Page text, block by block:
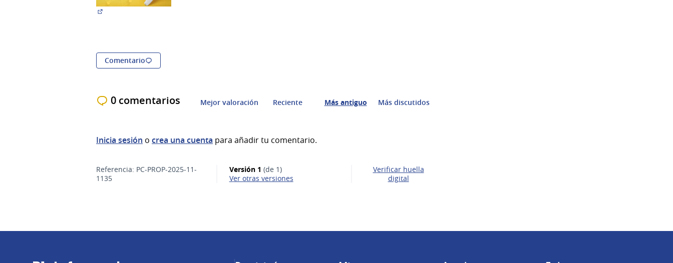
Comentario
0 comentarios Mejor valoración Reciente Más antiguo Más discutidos
Inicia sesión o crea una cuenta para añadir tu comentario.
Referencia: PC-PROP-2025-11-
1135
Versión 1 (de 1)
ver otras versiones
Verificar huella
digital